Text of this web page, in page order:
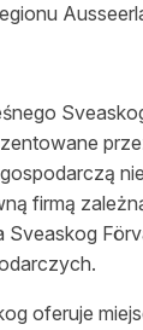
gospodarczą nie
firmą
Sveaskog
oferuje